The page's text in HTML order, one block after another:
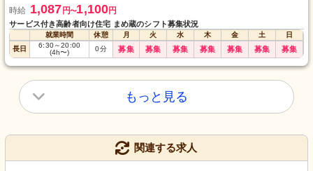
時給 1,087 円〜1,100円
サービス付き高齢者向け住宅 まめ蔵のシフト募集状況
就業時間 休憩 月 火 水 木 金 土
日
長日
6:30～20:00
(4h〜)
0分 募集 募集 募集 募集 募集 募集 募集
もっと見る
関連する求人